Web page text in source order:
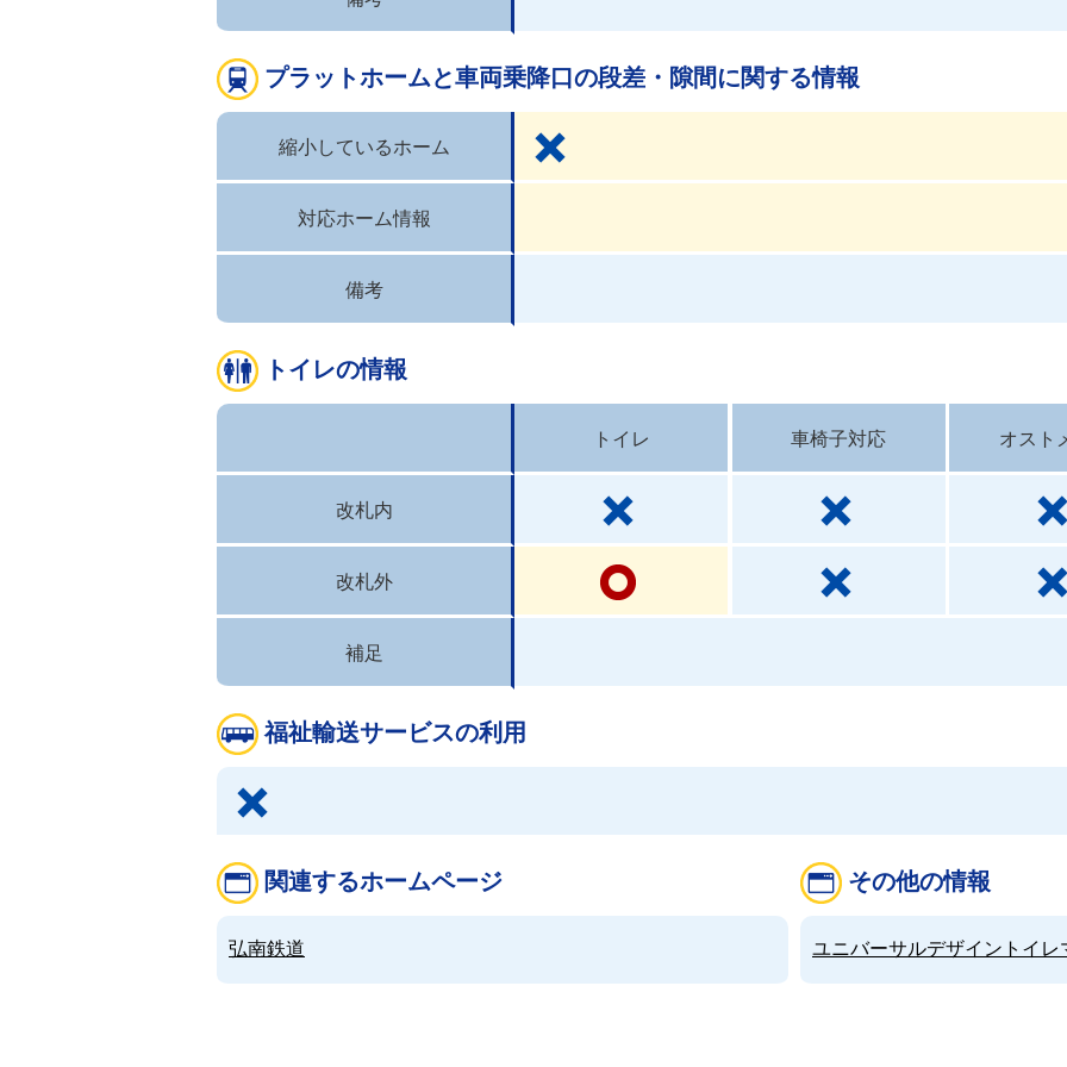
プラットホームと車両乗降口の段差・隙間に関する情報
縮小しているホーム
対応ホーム情報
備考
トイレの情報
改札内
改札外
トイレ 車椅子対応 オスト
補足
福祉輸送サービスの利用
関連するホームページ
弘南鉄道
その他の情報
ユニバーサルデザイントイレ